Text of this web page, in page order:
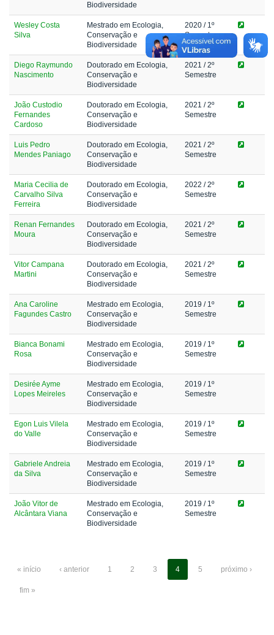
Biodiversidade
Wesley Costa
Silva
Mestrado em Ecologia,
Conservação e
Biodiversidade
2020 / 1º
Semestre
Diego Raymundo
Nascimento
Doutorado em Ecologia,
Conservação e
Biodiversidade
2021 / 2º
Semestre
João Custodio
Fernandes
Cardoso
Doutorado em Ecologia,
Conservação e
Biodiversidade
2021 / 2º
Semestre
Luis Pedro
Mendes Paniago
Doutorado em Ecologia,
Conservação e
Biodiversidade
2021 / 2º
Semestre
Maria Cecilia de
Carvalho Silva
Ferreira
Doutorado em Ecologia,
Conservação e
Biodiversidade
2022 / 2º
Semestre
Renan Fernandes
Moura
Doutorado em Ecologia,
Conservação e
Biodiversidade
2021 / 2º
Semestre
Vitor Campana
Martini
Doutorado em Ecologia,
Conservação e
Biodiversidade
2021 / 2º
Semestre
Ana Caroline
Fagundes Castro
Mestrado em Ecologia,
Conservação e
Biodiversidade
2019 / 1º
Semestre
Bianca Bonami
Rosa
Mestrado em Ecologia,
Conservação e
Biodiversidade
2019 / 1º
Semestre
Desirée Ayme
Lopes Meireles
Mestrado em Ecologia,
Conservação e
Biodiversidade
2019 / 1º
Semestre
Egon Luis Vilela
do Valle
Mestrado em Ecologia,
Conservação e
Biodiversidade
2019 / 1º
Semestre
Gabriele Andreia
da Silva
Mestrado em Ecologia,
Conservação e
Biodiversidade
2019 / 1º
Semestre
João Vitor de
Alcântara Viana
Mestrado em Ecologia,
Conservação e
Biodiversidade
2019 / 1º
Semestre
« início ‹ anterior 1 2 3 4 5 próximo ›
fim »